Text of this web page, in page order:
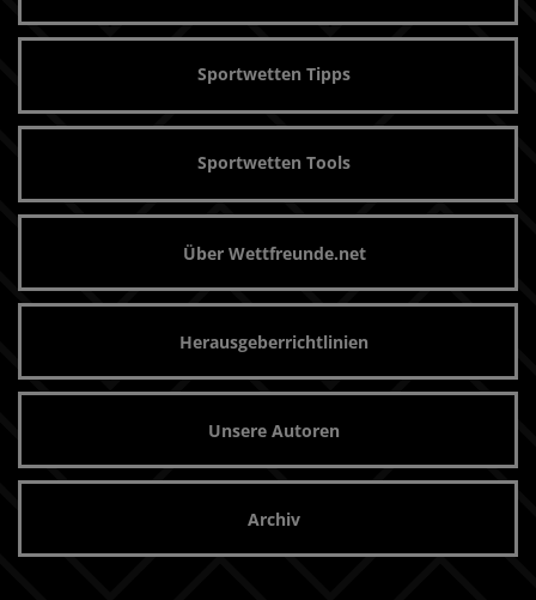
Sportwetten Tipps
Sportwetten Tools
Über Wettfreunde.net
Herausgeberrichtlinien
Unsere Autoren
Archiv